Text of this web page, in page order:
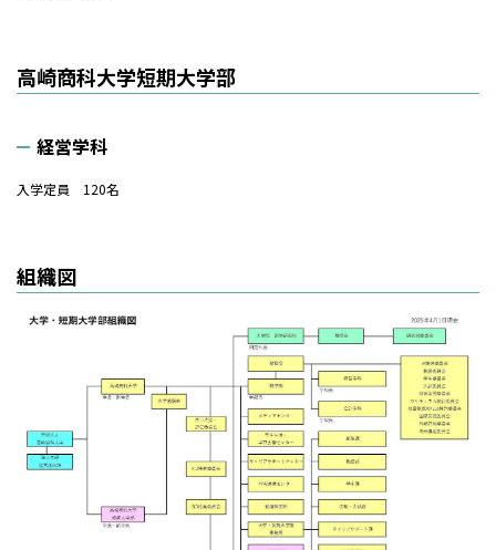
高崎商科大学短期大学部
経営学科
入学定員 120名
組織図